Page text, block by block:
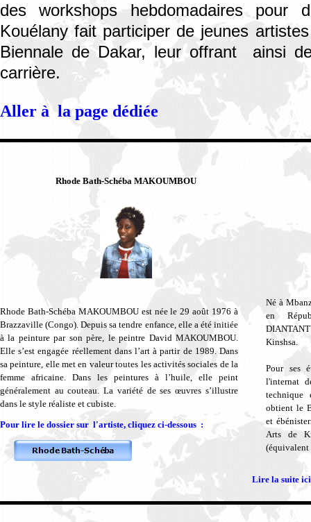
des workshops hebdomadaires pour
Kouélany fait participer de jeunes
Biennale de Dakar, leur offrant ainsi
carrière.
Aller à la page dédiée
Rhode Bath-Schéba MAKOUMBOU
Rhode Bath-Schéba MAKOUMBOU est née le 29 août 1976 à
Brazzaville (Congo). Depuis sa tendre enfance, elle a été initiée
à la peinture par son père, le peintre David MAKOUMBOU.
Elle s’est engagée réellement dans l’art à partir de 1989. Dans
sa peinture, elle met en valeur toutes les activités sociales de la
femme africaine. Dans les peintures à l’huile, elle peint
généralement au couteau. La variété de ses œuvres s’illustre
dans le style réaliste et cubiste.
Pour lire le dossier sur l'artiste, cliquez ci-dessous :
Né à
en
Kinshsa.
Pour ses
l'internat
technique
obtient le
et
Arts de
(équivalent
Lire la suite ici